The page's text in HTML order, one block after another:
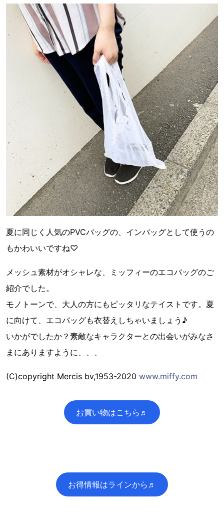
夏に同じく人気のPVCバッグの、インバッグとして使うの
もかわいいですね♡
メッシュ素材がオシャレな、ミッフィーのエコバッグのご
紹介でした。
モノトーンで、大人の方にもピッタリなテイストです。夏
に向けて、エコバッグも衣替えしちゃいましょう♪
いかがでしたか？素敵なキャラクターとの出会いがみなさ
まにありますように、、、
(C)copyright Mercis bv,1953-2020 www.miffy.com
お買い物はこちら♬
お得情報はラインから♬